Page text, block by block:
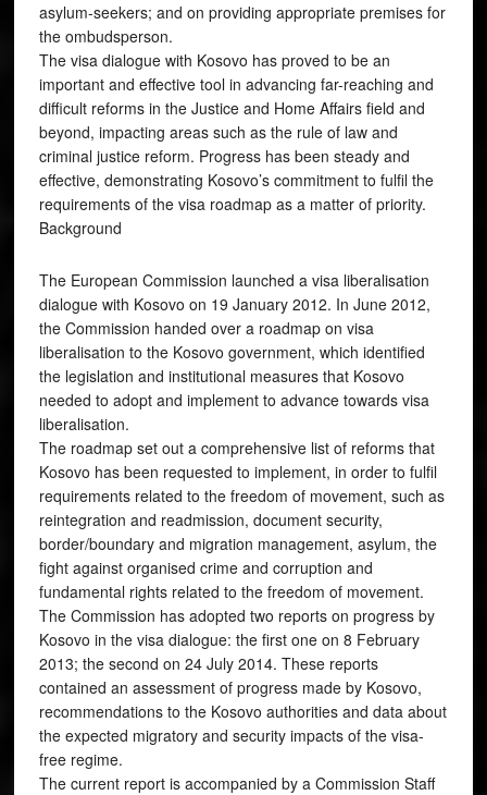
asylum-seekers; and on providing appropriate premises for
the ombudsperson.
The visa dialogue with Kosovo has proved to be an
important and effective tool in advancing far-reaching and
difficult reforms in the Justice and Home Affairs field and
beyond, impacting areas such as the rule of law and
criminal justice reform. Progress has been steady and
effective, demonstrating Kosovo’s commitment to fulfil the
requirements of the visa roadmap as a matter of priority.
Background
The European Commission launched a visa liberalisation
dialogue with Kosovo on 19 January 2012. In June 2012,
the Commission handed over a roadmap on visa
liberalisation to the Kosovo government, which identified
the legislation and institutional measures that Kosovo
needed to adopt and implement to advance towards visa
liberalisation.
The roadmap set out a comprehensive list of reforms that
Kosovo has been requested to implement, in order to fulfil
requirements related to the freedom of movement, such as
reintegration and readmission, document security,
border/boundary and migration management, asylum, the
fight against organised crime and corruption and
fundamental rights related to the freedom of movement.
The Commission has adopted two reports on progress by
Kosovo in the visa dialogue: the first one on 8 February
2013; the second on 24 July 2014. These reports
contained an assessment of progress made by Kosovo,
recommendations to the Kosovo authorities and data about
the expected migratory and security impacts of the visa-
free regime.
The current report is accompanied by a Commission Staff